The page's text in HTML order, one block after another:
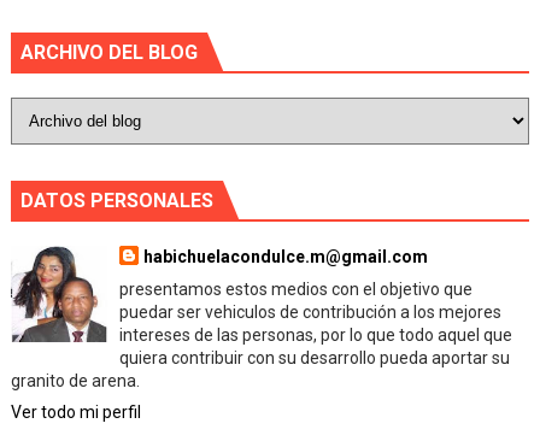
ARCHIVO DEL BLOG
DATOS PERSONALES
habichuelacondulce.m@gmail.com
presentamos estos medios con el objetivo que
puedar ser vehiculos de contribución a los mejores
intereses de las personas, por lo que todo aquel que
quiera contribuir con su desarrollo pueda aportar su
granito de arena.
Ver todo mi perfil